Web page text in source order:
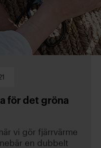
för det gröna
vi gör fjärrvärme
en dubbelt